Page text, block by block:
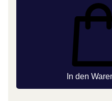
In den